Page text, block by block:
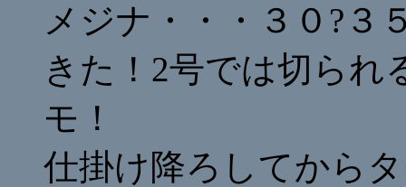
メジナ・・・３０?３
きた！2号では切られ
モ！
仕掛け降ろしてから